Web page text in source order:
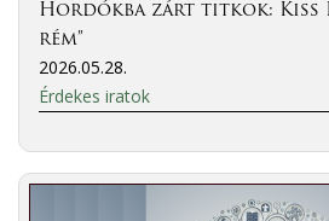
Hordókba zárt titkok: Kiss
rém”
2026.05.28.
Érdekes iratok